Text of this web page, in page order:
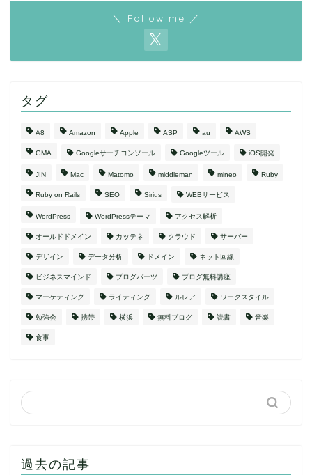
＼ Follow me ／
タグ
A8 Amazon Apple ASP au AWS
GMA Googleサーチコンソール Googleツール iOS開発
JIN Mac Matomo middleman mineo Ruby
Ruby on Rails SEO Sirius WEBサービス
WordPress WordPressテーマ アクセス解析
オールドドメイン カッテネ クラウド サーバー
デザイン データ分析 ドメイン ネット回線
ビジネスマインド ブログパーツ ブログ無料講座
マーケティング ライティング ルレア ワークスタイル
勉強会 携帯 横浜 無料ブログ 読書 音楽
食事
過去の記事